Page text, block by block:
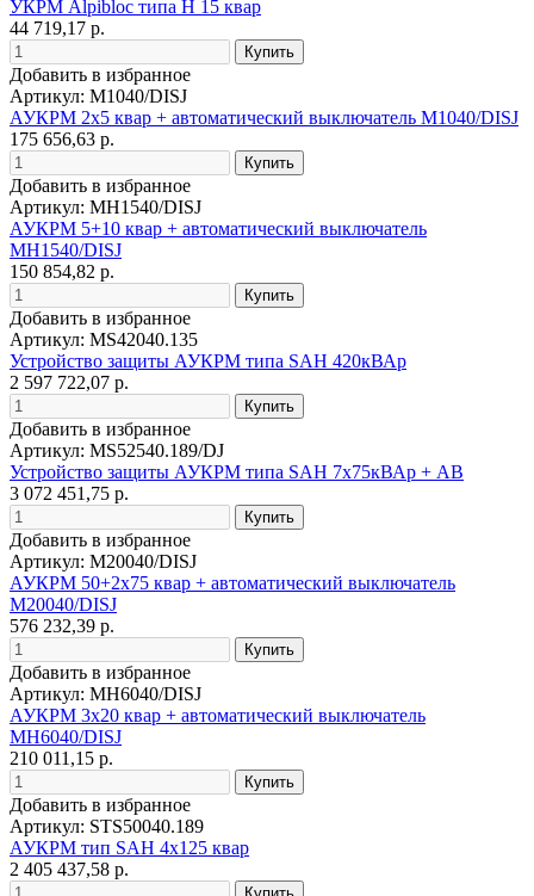
УКРМ Alpibloc типа H 15 квар
44 719,17 р.
Добавить в избранное
Артикул: M1040/DISJ
АУКРМ 2х5 квар + автоматический выключатель M1040/DISJ
175 656,63 р.
Добавить в избранное
Артикул: MH1540/DISJ
АУКРМ 5+10 квар + автоматический выключатель
MH1540/DISJ
150 854,82 р.
Добавить в избранное
Артикул: MS42040.135
Устройство защиты АУКРМ типа SAH 420кВАр
2 597 722,07 р.
Добавить в избранное
Артикул: MS52540.189/DJ
Устройство защиты АУКРМ типа SAH 7х75кВАр + АВ
3 072 451,75 р.
Добавить в избранное
Артикул: M20040/DISJ
АУКРМ 50+2х75 квар + автоматический выключатель
M20040/DISJ
576 232,39 р.
Добавить в избранное
Артикул: MH6040/DISJ
АУКРМ 3х20 квар + автоматический выключатель
MH6040/DISJ
210 011,15 р.
Добавить в избранное
Артикул: STS50040.189
АУКРМ тип SAH 4х125 квар
2 405 437,58 р.